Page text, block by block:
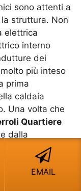
sono attenti a
struttura. Non
elettrica
interno
dei
più inteso
prima
caldaia
Una volta che
Quartiere
dalla
accendere
non
vuol dire che
EMAIL